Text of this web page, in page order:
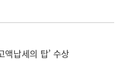
액납세의 탑’ 수상